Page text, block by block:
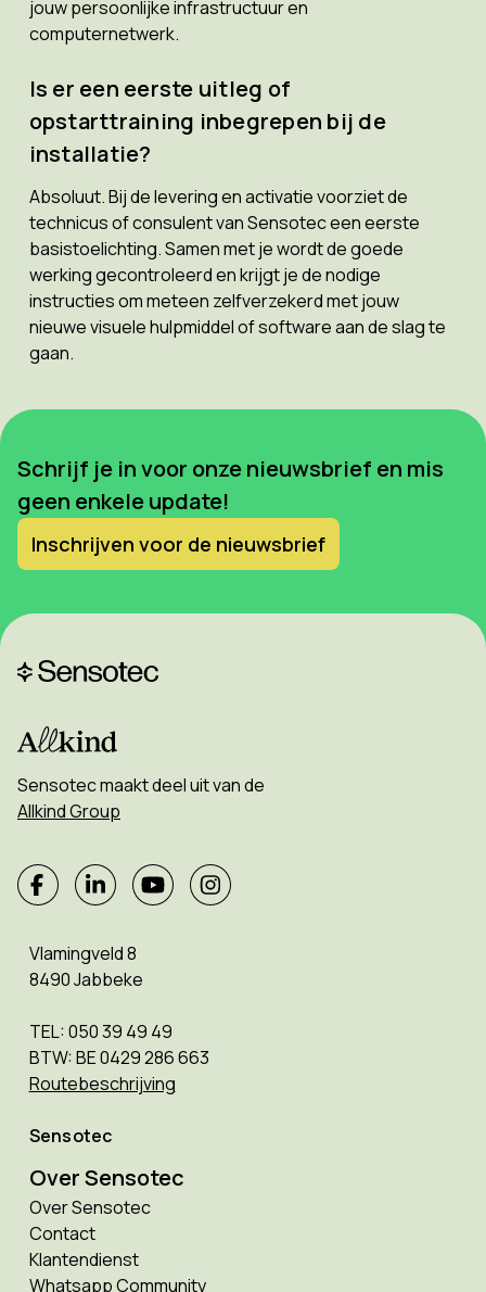
jouw persoonlijke infrastructuur en
computernetwerk.
Is er een eerste uitleg of
opstarttraining inbegrepen bij de
installatie?
Absoluut. Bij de levering en activatie voorziet de
technicus of consulent van Sensotec een eerste
basistoelichting. Samen met je wordt de goede
werking gecontroleerd en krijgt je de nodige
instructies om meteen zelfverzekerd met jouw
nieuwe visuele hulpmiddel of software aan de slag te
gaan.
Schrijf je in voor onze nieuwsbrief en mis
geen enkele update!
Inschrijven voor de nieuwsbrief
Sensotec maakt deel uit van de
Allkind Group
Vlamingveld 8
8490 Jabbeke
TEL: 050 39 49 49
BTW: BE 0429 286 663
Routebeschrijving
Sensotec
Over Sensotec
Over Sensotec
Contact
Klantendienst
Whatsapp Community